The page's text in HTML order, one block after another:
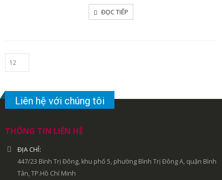
ĐỌC TIẾP
Liên hệ với chúng tôi
THÔNG TIN LIÊN HỆ
ĐỊA CHỈ:
447/23 Bình Trị Đông, khu phố 5, phường Bình Trị Đông A, quận Bình
Tân, TP.Hồ Chí Minh